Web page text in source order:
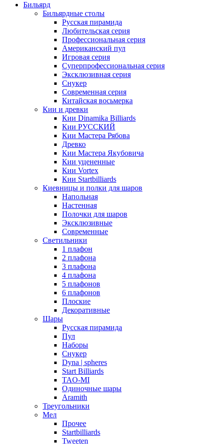
Бильярд
Бильярдные столы
Русская пирамида
Любительская серия
Профессиональная серия
Американский пул
Игровая серия
Суперпрофессиональная серия
Эксклюзивная серия
Снукер
Современная серия
Китайская восьмерка
Кии и древки
Кии Dinamika Billiards
Кии РУССКИЙ
Кии Мастера Рябова
Древко
Кии Мастера Якубовича
Кии уцененные
Кии Vortex
Кии Startbilliards
Киевницы и полки для шаров
Напольная
Настенная
Полочки для шаров
Эксклюзивные
Современные
Светильники
1 плафон
2 плафона
3 плафона
4 плафона
5 плафонов
6 плафонов
Плоские
Декоративные
Шары
Русская пирамида
Пул
Наборы
Снукер
Dyna | spheres
Start Billiards
TAO-MI
Одиночные шары
Aramith
Треугольники
Мел
Прочее
Startbilliards
Tweeten